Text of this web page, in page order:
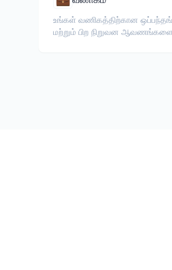
உங்கள் வணிகத்திற்கான
மற்றும் பிற நிறுவன